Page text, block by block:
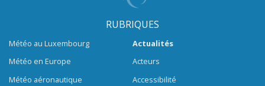
RUBRIQUES
Météo au Luxembourg
Météo en Europe
Météo aéronautique
Actualités
Acteurs
Accessibilité